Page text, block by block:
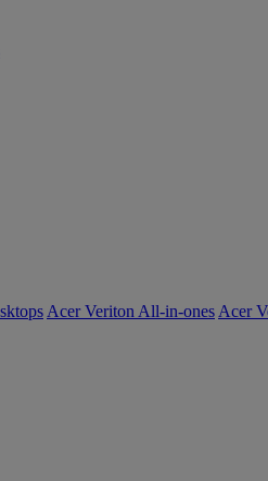
Acer Veriton All-in-ones Acer